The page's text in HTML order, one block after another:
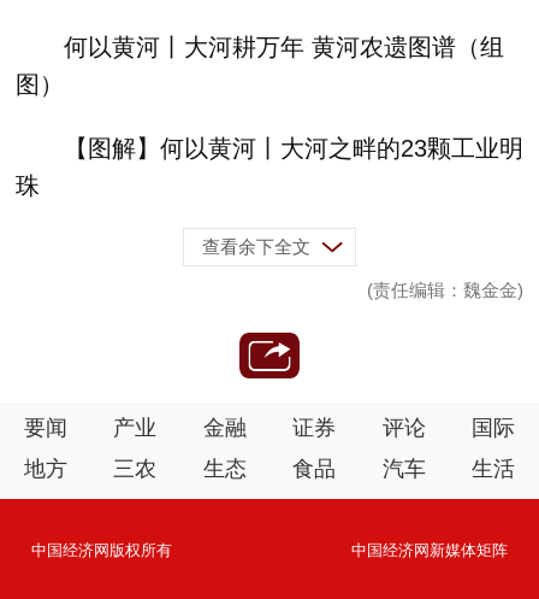
何以黄河丨大河耕万年 黄河农遗图谱（组
图）
【图解】何以黄河丨大河之畔的23颗工业明
珠
查看余下全文
(责任编辑：魏金金)
要闻 产业 金融 证券 评论
国际
地方
三农 生态 食品 汽车 生活
中国经济网版权所有 中国经济网新媒体矩阵